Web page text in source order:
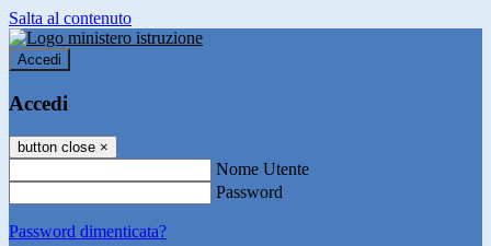
Salta al contenuto
Accedi
Accedi
button close ×
Nome Utente
Password
Password dimenticata?